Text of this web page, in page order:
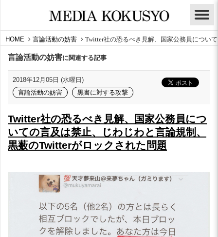
HOME 言論活動の妨害 Twitter社の恐るべき見解、国家公務員につい
言論活動の妨害に関連する記事
2018年12月05日 (水曜日)
言論活動の妨害
黒書に対する攻撃
Twitter社の恐るべき見解、国家公務員につ
いての言及は禁止、じわじわと言論規制、
黒薮のTwitterがロックされた問題